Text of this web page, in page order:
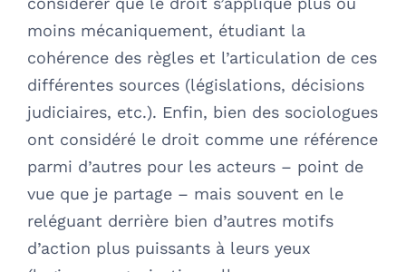
moins mécaniquement, étudiant la
cohérence des règles et l’articulation de ces
différentes sources (législations, décisions
judiciaires, etc.). Enfin, bien des sociologues
ont considéré le droit comme une référence
parmi d’autres pour les acteurs – point de
vue que je partage – mais souvent en le
reléguant derrière bien d’autres motifs
d’action plus puissants à leurs yeux